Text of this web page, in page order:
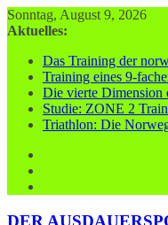
Zum
Inhalt
Sonntag, August 9, 2026
Aktuelles:
Das Training der
Training eines 9-
Die vierte Dimension
Studie: ZONE 2
Triathlon: Die
DER